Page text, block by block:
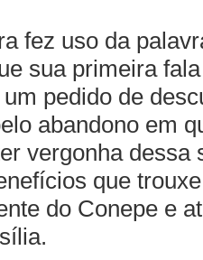
fez uso da
sua primeira
pedido de
abandono em
vergonha dessa
que
do Conepe e